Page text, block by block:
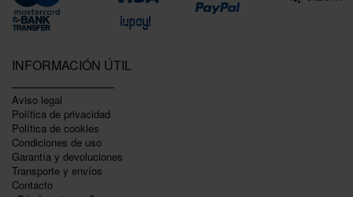
INFORMACIÓN ÚTIL
Aviso legal
Política de privacidad
Polí­tica de cookies
Condiciones de uso
Garantí­a y devoluciones
Transporte y envíos
Contacto